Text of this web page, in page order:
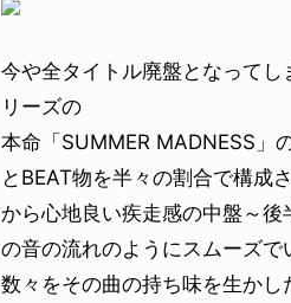
今や全タイトル廃盤となって
リーズの
本命「SUMMER MADNESS」
とBEAT物を半々の割合で構成
から心地良い疾走感の中盤～
の音の流れのようにスムーズ
数々をその曲の持ち味を生か